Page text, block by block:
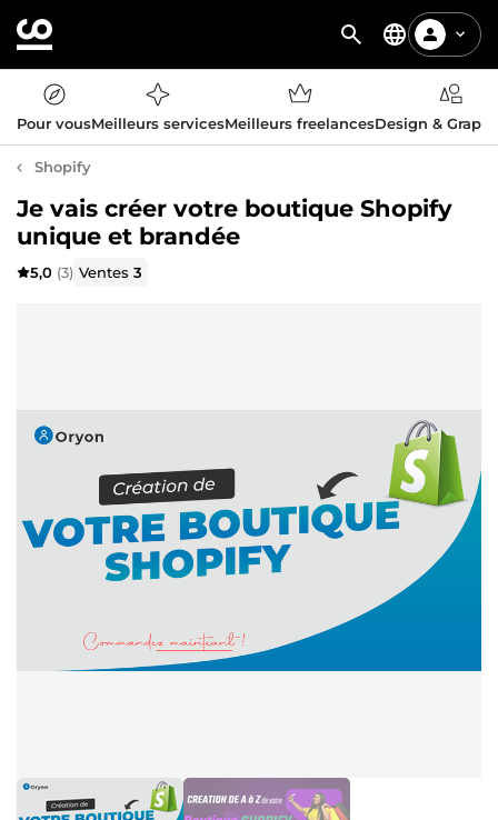
Pour vousMeilleurs servicesMeilleurs freelancesDesign &
Shopify
Je vais créer votre boutique Shopify
unique et brandée
5,0 (3) Ventes3